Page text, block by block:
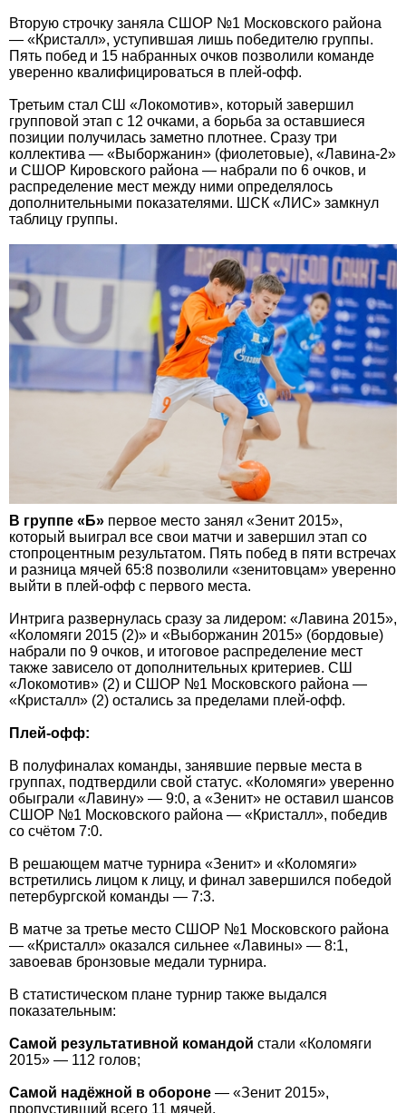
Вторую строчку заняла СШОР №1 Московского района
— «Кристалл», уступившая лишь победителю группы.
Пять побед и 15 набранных очков позволили команде
уверенно квалифицироваться в плей-офф.
Третьим стал СШ «Локомотив», который завершил
групповой этап с 12 очками, а борьба за оставшиеся
позиции получилась заметно плотнее. Сразу три
коллектива — «Выборжанин» (фиолетовые), «Лавина-2»
и СШОР Кировского района — набрали по 6 очков, и
распределение мест между ними определялось
дополнительными показателями. ШСК «ЛИС» замкнул
таблицу группы.
В группе «Б» первое место занял «Зенит 2015»,
который выиграл все свои матчи и завершил этап со
стопроцентным результатом. Пять побед в пяти встречах
и разница мячей 65:8 позволили «зенитовцам» уверенно
выйти в плей-офф с первого места.
Интрига развернулась сразу за лидером: «Лавина 2015»,
«Коломяги 2015 (2)» и «Выборжанин 2015» (бордовые)
набрали по 9 очков, и итоговое распределение мест
также зависело от дополнительных критериев. СШ
«Локомотив» (2) и СШОР №1 Московского района —
«Кристалл» (2) остались за пределами плей-офф.
Плей-офф:
В полуфиналах команды, занявшие первые места в
группах, подтвердили свой статус. «Коломяги» уверенно
обыграли «Лавину» — 9:0, а «Зенит» не оставил шансов
СШОР №1 Московского района — «Кристалл», победив
со счётом 7:0.
В решающем матче турнира «Зенит» и «Коломяги»
встретились лицом к лицу, и финал завершился победой
петербургской команды — 7:3.
В матче за третье место СШОР №1 Московского района
— «Кристалл» оказался сильнее «Лавины» — 8:1,
завоевав бронзовые медали турнира.
В статистическом плане турнир также выдался
показательным:
Самой результативной командой стали «Коломяги
2015» — 112 голов;
Самой надёжной в обороне — «Зенит 2015»,
пропустивший всего 11 мячей.